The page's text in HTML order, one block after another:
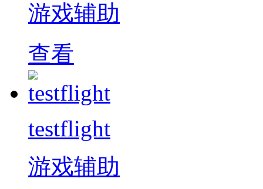
游戏辅助
查看
testflight
游戏辅助